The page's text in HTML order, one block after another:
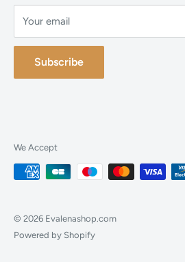
Your email
Subscribe
We Accept
© 2026 Evalenashop.com
Powered by Shopify